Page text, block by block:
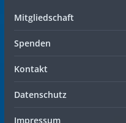
Mitgliedschaft
Spenden
Kontakt
Datenschutz
Impressum